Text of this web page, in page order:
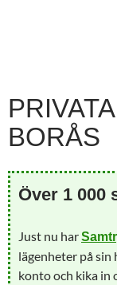
BORÅS
Över 1 000
Just nu har
lägenheter på sin
konto och kika in